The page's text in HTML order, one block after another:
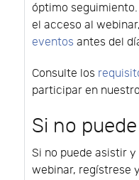
óptimo
el acceso al
eventos antes del
Consulte los
participar en
Si no
Si no puede asistir
webinar, regístrese